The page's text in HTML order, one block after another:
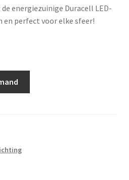
energiezuinige Duracell LED-
en perfect voor elke sfeer!